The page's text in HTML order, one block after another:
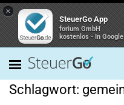
×
SteuerGo App
forium GmbH
kostenlos - In
Schlagwort: